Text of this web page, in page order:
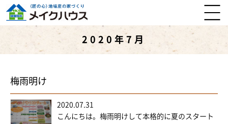
2020年7月
梅雨明け
2020.07.31
こんにちは。梅雨明けして本格的に夏のスタート